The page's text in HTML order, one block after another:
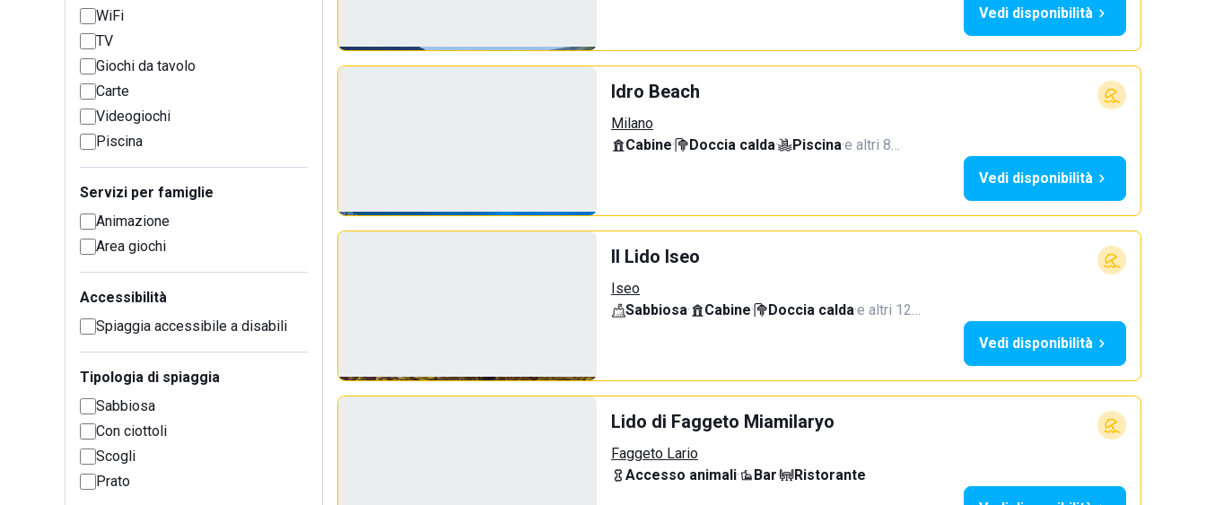
WiFi
TV
Giochi da tavolo
Carte
Videogiochi
Piscina
Servizi per famiglie
Animazione
Area giochi
Accessibilità
Spiaggia accessibile a disabili
Tipologia di spiaggia
Sabbiosa
Con ciottoli
Scogli
Prato
Vedi disponibilità
Idro Beach
Milano
Cabine· Doccia calda· Piscina·e altri 8…
Vedi disponibilità
Il Lido Iseo
Iseo
Sabbiosa· Cabine· Doccia calda·e altri 12…
Vedi disponibilità
Lido di Faggeto Miamilaryo
Faggeto Lario
Accesso animali· Bar·
Ristorante